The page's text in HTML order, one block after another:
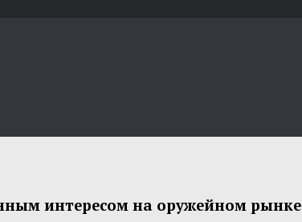
интересом на оружейном рынке